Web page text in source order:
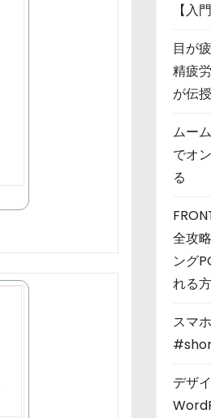
【入
目が
精疲
が伝
ムー
でオ
る
全攻
ング
れる
スマ
デザ